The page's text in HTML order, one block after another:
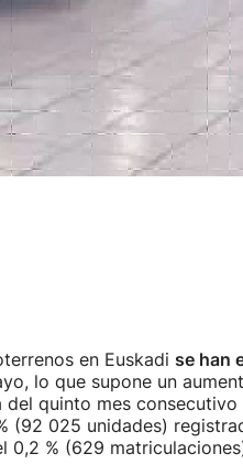
en Euskadi se han
lo que supone un
quinto mes
(92 025 unidades)
0,2 % (629